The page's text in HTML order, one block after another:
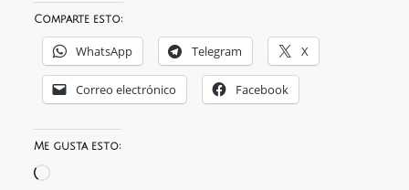
Comparte esto:
WhatsApp Telegram X
Correo electrónico Facebook
Me gusta esto:
Cargando...